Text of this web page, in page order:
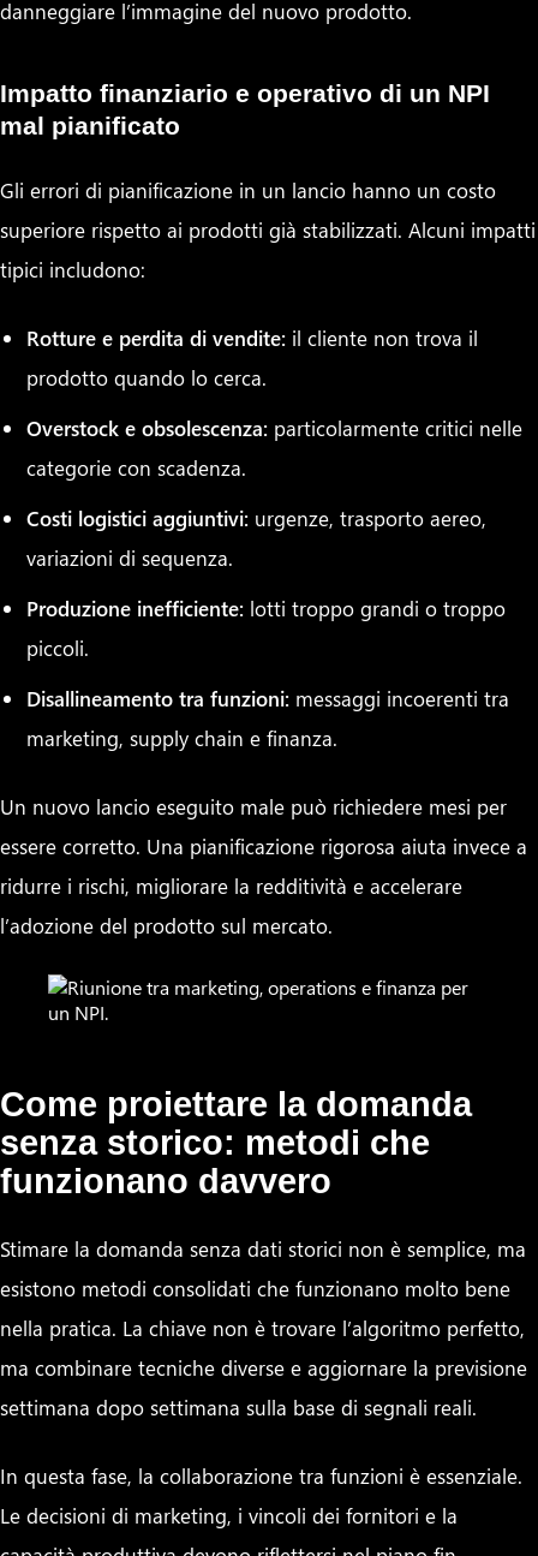
danneggiare l’immagine del nuovo prodotto.
Impatto finanziario e operativo di un NPI
mal pianificato
Gli errori di pianificazione in un lancio hanno un costo
superiore rispetto ai prodotti già stabilizzati. Alcuni impatti
tipici includono:
Rotture e perdita di vendite: il cliente non trova il
prodotto quando lo cerca.
Overstock e obsolescenza: particolarmente critici nelle
categorie con scadenza.
Costi logistici aggiuntivi: urgenze, trasporto aereo,
variazioni di sequenza.
Produzione inefficiente: lotti troppo grandi o troppo
piccoli.
Disallineamento tra funzioni: messaggi incoerenti tra
marketing, supply chain e finanza.
Un nuovo lancio eseguito male può richiedere mesi per
essere corretto. Una pianificazione rigorosa aiuta invece a
ridurre i rischi, migliorare la redditività e accelerare
l’adozione del prodotto sul mercato.
Come proiettare la domanda
senza storico: metodi che
funzionano davvero
Stimare la domanda senza dati storici non è semplice, ma
esistono metodi consolidati che funzionano molto bene
nella pratica. La chiave non è trovare l’algoritmo perfetto,
ma combinare tecniche diverse e aggiornare la previsione
settimana dopo settimana sulla base di segnali reali.
In questa fase, la collaborazione tra funzioni è essenziale.
Le decisioni di marketing, i vincoli dei fornitori e la